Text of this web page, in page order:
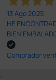
13 Ago 2025
HE
BIEN
Comprador
;